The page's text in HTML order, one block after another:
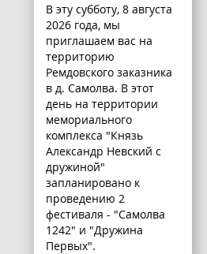
В эту субботу, 8 августа
2026 года, мы
приглашаем вас на
территорию
Ремдовского заказника
в д. Самолва. В этот
день на территории
мемориального
комплекса "Князь
Александр Невский с
дружиной"
запланировано к
проведению 2
фестиваля - "Самолва
1242" и "Дружина
Первых".